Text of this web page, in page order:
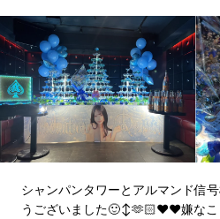
シャンパンタワーとアルマンド信
うございました🙂‍↕️🫶🏻♥️♥️嫌なこ